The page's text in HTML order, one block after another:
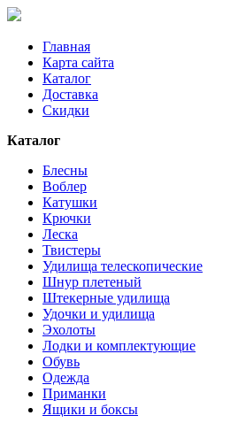
Главная
Карта сайта
Каталог
Доставка
Скидки
Каталог
Блесны
Воблер
Катушки
Крючки
Леска
Твистеры
Удилища телескопические
Шнур плетеный
Штекерные удилища
Удочки и удилища
Эхолоты
Лодки и комплектующие
Обувь
Одежда
Приманки
Ящики и боксы